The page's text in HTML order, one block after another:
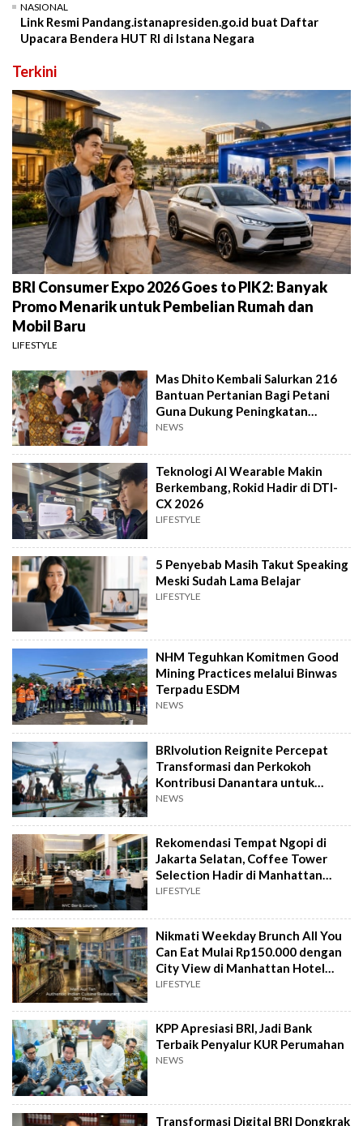
NASIONAL
Link Resmi Pandang.istanapresiden.go.id buat Daftar
Upacara Bendera HUT RI di Istana Negara
Terkini
BRI Consumer Expo 2026 Goes to PIK2: Banyak
Promo Menarik untuk Pembelian Rumah dan
Mobil Baru
LIFESTYLE
Mas Dhito Kembali Salurkan 216
Bantuan Pertanian Bagi Petani
Guna Dukung Peningkatan
Produksi
NEWS
Teknologi AI Wearable Makin
Berkembang, Rokid Hadir di DTI-
CX 2026
LIFESTYLE
5 Penyebab Masih Takut Speaking
Meski Sudah Lama Belajar
LIFESTYLE
NHM Teguhkan Komitmen Good
Mining Practices melalui Binwas
Terpadu ESDM
NEWS
BRIvolution Reignite Percepat
Transformasi dan Perkokoh
Kontribusi Danantara untuk
Ekonomi Nasional
NEWS
Rekomendasi Tempat Ngopi di
Jakarta Selatan, Coffee Tower
Selection Hadir di Manhattan
Hotel Jakarta
LIFESTYLE
Nikmati Weekday Brunch All You
Can Eat Mulai Rp150.000 dengan
City View di Manhattan Hotel
Jakarta
LIFESTYLE
KPP Apresiasi BRI, Jadi Bank
Terbaik Penyalur KUR Perumahan
NEWS
Transformasi Digital BRI Dongkrak